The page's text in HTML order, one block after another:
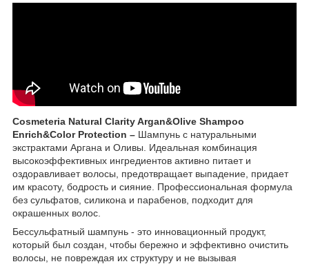
Cosmeteria Natural Clarity Argan&Olive Shampoo
Enrich&Color Protection – Шампунь c натуральными
экстрактами Аргана и Оливы. Идеальная комбинация
высокоэффективных ингредиентов активно питает и
оздоравливает волосы, предотвращает выпадение, придает
им красоту, бодрость и сияние. Профессиональная формула
без сульфатов, силикона и парабенов, подходит для
окрашенных волос.
Бессульфатный шампунь - это инновационный продукт,
который был создан, чтобы бережно и эффективно очистить
волосы, не повреждая их структуру и не вызывая